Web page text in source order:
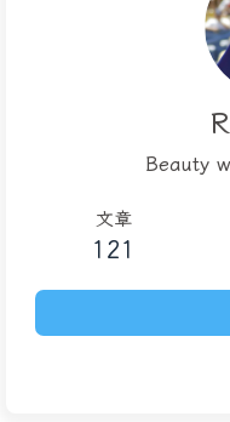
Beauty
文章
121